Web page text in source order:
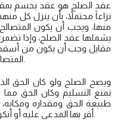
عقد الصلح هو عقد يحسم
نزاعاً محتملاً، بأن ينزل كل
منها، ويجب أن يكون
يشملها عقد الصلح، وإذا
مقابل وجب أن يكون من أسقط
المتصالح عنه مما يصح أخذ العوض في مقابله.
ويصح الصلح ولو كان الحق
تمنع التسليم وكان الحق
طبيعة الحق ومقداره
أقر بها المدعى عليه أو أنكرها أو سكت ولم يبد فيها إقراراً ولا إنكاراً.